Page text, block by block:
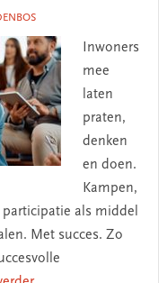
Inwoners
mee
laten
praten,
denken
en doen.
Kampen,
als middel
Met succes. Zo